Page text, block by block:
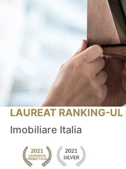
LAUREAT RANKING-UL
Imobiliare Italia